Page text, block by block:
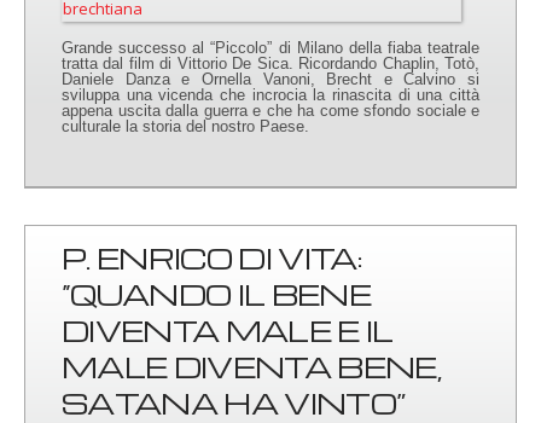
Grande successo al “Piccolo” di Milano della fiaba teatrale
tratta dal film di Vittorio De Sica. Ricordando Chaplin, Totò,
Daniele Danza e Ornella Vanoni, Brecht e Calvino si
sviluppa una vicenda che incrocia la rinascita di una città
appena uscita dalla guerra e che ha come sfondo sociale e
culturale la storia del nostro Paese.
P. ENRICO DI VITA:
“QUANDO IL BENE
DIVENTA MALE E IL
MALE DIVENTA BENE,
SATANA HA VINTO”